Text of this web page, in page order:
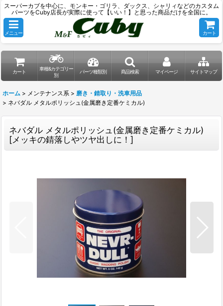
スーパーカブを中心に、モンキー・ゴリラ、ダックス、シャリィなどのカスタム
パーツをCuby店長が実際に使って【いい！】と思った商品だけを全国に。
メニュー カート
カート
車種&カテゴリー
別
パーツ種類別 商品検索 マイページ サイトマップ
ホーム > メンテナンス系 > 磨き・錆取り・洗車用品
> ネバダル メタルポリッシュ(金属磨き定番ケミカル)
ネバダル メタルポリッシュ(金属磨き定番ケミカル)
[メッキの錆落しやツヤ出しに！ ]